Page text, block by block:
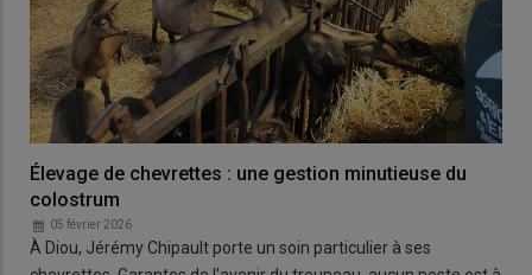
Élevage de chevrettes : une gestion minutieuse du
colostrum
05 février 2026
À Diou, Jérémy Chipault porte un soin particulier à ses